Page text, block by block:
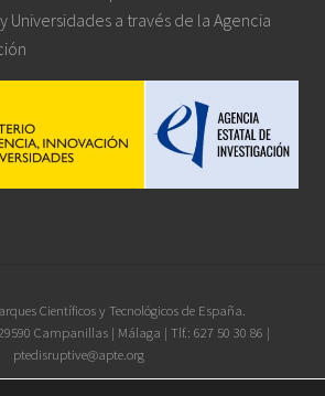
Universidades a través de la Agencia
Científicos y Tecnológicos de España.
Campanillas | Málaga | Tlf.: 627 50 30 86 |
ptedisruptive@apte.org